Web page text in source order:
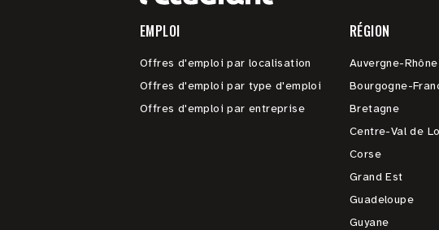
EMPLOI
Offres d'emploi par localisation
Offres d'emploi par type d'emploi
Offres d'emploi par entreprise
RÉGION
Auvergne-
Bourgogne-
Bretagne
Centre-Val de
Corse
Grand Est
Guadeloupe
Guyane